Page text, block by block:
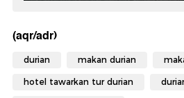
(aqr/adr)
durian makan durian
hotel tawarkan tur durian